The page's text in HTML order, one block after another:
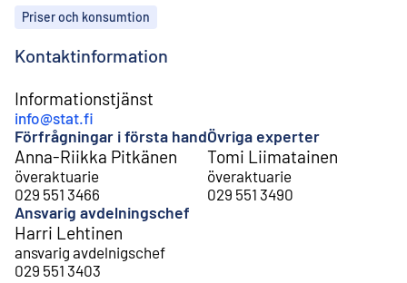
Ämnen
Priser och konsumtion
Kontaktinformation
Informationstjänst
info@stat.fi
Förfrågningar i första hand
Anna-Riikka Pitkänen
överaktuarie
029 551 3466
Övriga experter
Tomi Liimatainen
överaktuarie
029 551 3490
Ansvarig avdelningschef
Harri Lehtinen
ansvarig avdelnigschef
029 551 3403